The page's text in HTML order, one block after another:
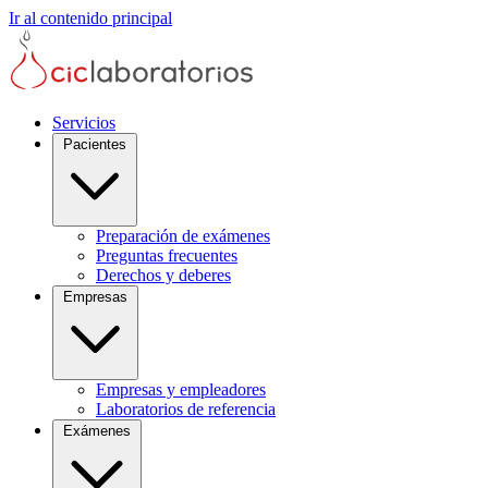
Ir al contenido principal
Servicios
Preparación de exámenes
Preguntas frecuentes
Derechos y deberes
Empresas y empleadores
Laboratorios de referencia